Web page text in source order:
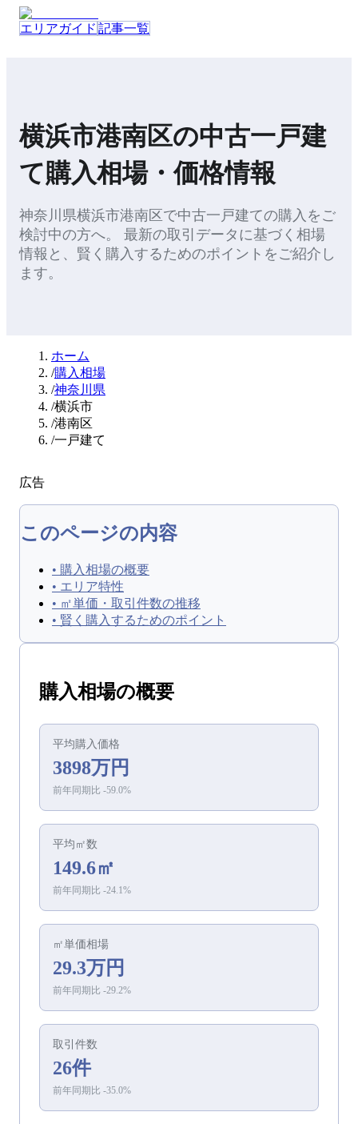
エリアガイド 記事一覧
横浜市港南区の中古一戸建
て購入相場・価格情報
神奈川県横浜市港南区で中古一戸建ての購入 をご
検討中の方へ。 最新の取引データに基づく相場
情報と、 賢く購入するためのポイント をご紹介し
ます。
ホーム
/購入相場
/神奈川県
/横浜市
/港南区
/一戸建て
広告
このページの内容
• 購入相場の概要
• エリア特性
• ㎡単価・取引件数の推移
• 賢く購入するためのポイント
購入相場の概要
平均購入価格
3898万円
前年同期比 -59.0%
平均㎡数
149.6㎡
前年同期比 -24.1%
㎡単価相場
29.3万円
前年同期比 -29.2%
取引件数
26件
前年同期比 -35.0%